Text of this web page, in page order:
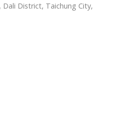
Dali District, Taichung City,